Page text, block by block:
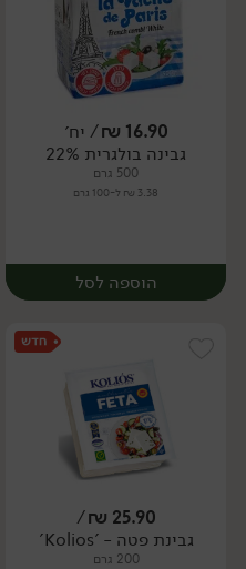
יח׳
16.90
₪/ יח׳
גבינה בולגרית 22%
500 גרם
3.38 ₪ ל-100 גרם
הוספה לסל
יח׳
25.90
₪
/
גבינת פטה - 'Kolios'
200 גרם